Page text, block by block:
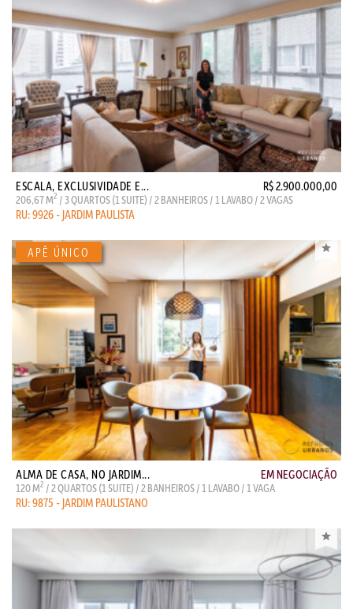
ESCALA, EXCLUSIVIDADE E... R$ 2.900.000,00
206,67 M2 / 3 QUARTOS (1 SUITE) / 2 BANHEIROS / 1 LAVABO / 2 VAGAS
RU: 9926 - JARDIM PAULISTA
ALMA DE CASA, NO JARDIM... EM NEGOCIAÇÃO
120 M2 / 2 QUARTOS (1 SUITE) / 2 BANHEIROS / 1 LAVABO / 1 VAGA
RU: 9875 - JARDIM PAULISTANO